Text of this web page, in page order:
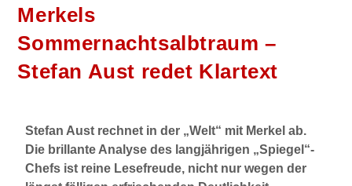
Merkels
Sommernachtsalbtraum –
Stefan Aust redet Klartext
Stefan Aust rechnet in der „Welt“ mit Merkel ab.
Die brillante Analyse des langjährigen „Spiegel“-
Chefs ist reine Lesefreude, nicht nur wegen der